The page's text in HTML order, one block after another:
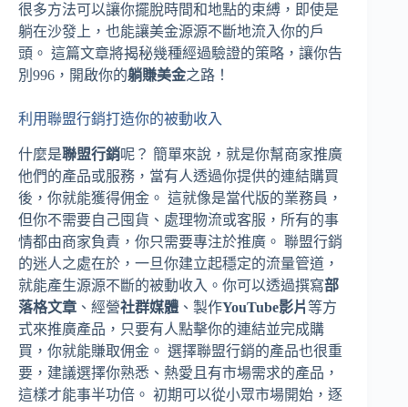
很多方法可以讓你擺脫時間和地點的束縛，即使是
躺在沙發上，也能讓美金源源不斷地流入你的戶
頭。 這篇文章將揭秘幾種經過驗證的策略，讓你告
別996，開啟你的躺賺美金之路！
利用聯盟行銷打造你的被動收入
什麼是聯盟行銷呢？ 簡單來說，就是你幫商家推廣
他們的產品或服務，當有人透過你提供的連結購買
後，你就能獲得佣金。 這就像是當代版的業務員，
但你不需要自己囤貨、處理物流或客服，所有的事
情都由商家負責，你只需要專注於推廣。 聯盟行銷
的迷人之處在於，一旦你建立起穩定的流量管道，
就能產生源源不斷的被動收入。你可以透過撰寫部
落格文章 、經營社群媒體 、製作YouTube影片等方
式來推廣產品，只要有人點擊你的連結並完成購
買，你就能賺取佣金。 選擇聯盟行銷的產品也很重
要，建議選擇你熟悉、熱愛且有市場需求的產品，
這樣才能事半功倍。 初期可以從小眾市場開始，逐